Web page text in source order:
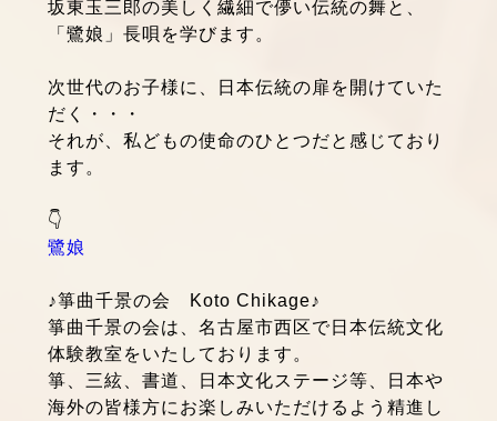
坂東玉三郎の美しく繊細で儚い伝統の舞と、
「鷺娘」長唄を学びます。
次世代のお子様に、日本伝統の扉を開けていた
だく・・・
それが、私どもの使命のひとつだと感じており
ます。
👇
鷺娘
♪箏曲千景の会 Koto Chikage♪
箏曲千景の会は、名古屋市西区で日本伝統文化
体験教室をいたしております。
箏、三絃、書道、日本文化ステージ等、日本や
海外の皆様方にお楽しみいただけるよう精進し